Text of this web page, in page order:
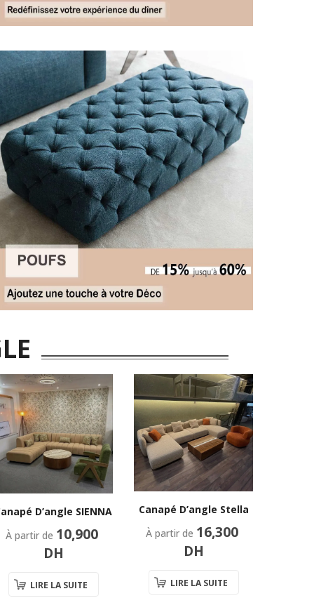
D’angle SIENNA
À partir de 10,900
DH
LIRE LA SUITE
Canapé D’angle Stella
À partir de 16,300
DH
LIRE LA SUITE